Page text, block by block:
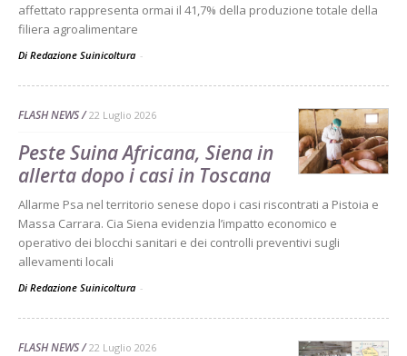
affettato rappresenta ormai il 41,7% della produzione totale della
filiera agroalimentare
Di Redazione Suinicoltura -
FLASH NEWS 22 Luglio 2026
Peste Suina Africana, Siena in
allerta dopo i casi in Toscana
Allarme Psa nel territorio senese dopo i casi riscontrati a Pistoia e
Massa Carrara. Cia Siena evidenzia l’impatto economico e
operativo dei blocchi sanitari e dei controlli preventivi sugli
allevamenti locali
Di Redazione Suinicoltura -
FLASH NEWS 22 Luglio 2026